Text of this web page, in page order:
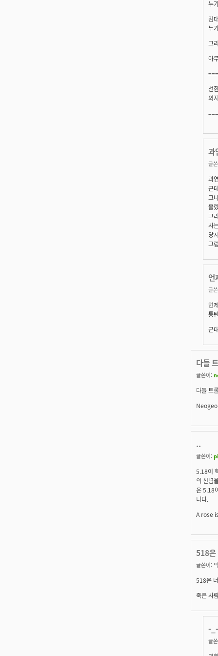
누
김
누
그
아
선
의
과
글
과
근
그
몰
그
사
당
그
언
글
언
통
군
다들
글쓴이:
다들 트
..
글쓴이:
5.18이
의 신념
은 5.18
니다.
A rose
518은
글쓴이:
518은
죽은 사
-_-
글